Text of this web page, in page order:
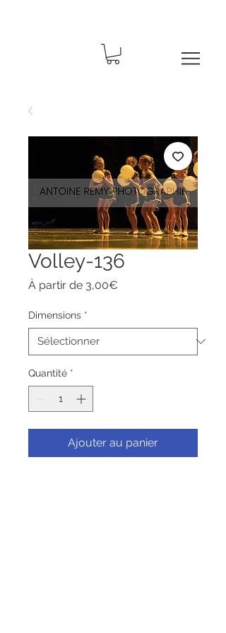
Volley-136
À partir de 3,00€
Dimensions *
Quantité *
Ajouter au panier